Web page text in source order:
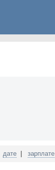
дате зарплате